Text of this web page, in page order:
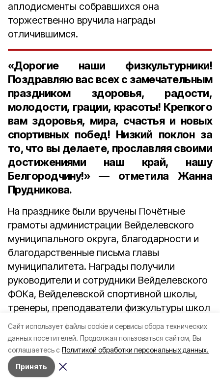
Cайт использует файлы cookie и сервисы сбора технических
данных посетителей. Продолжая пользоваться сайтом, Вы
соглашаетесь с Политикой обработки персональных данных.
Принять
аплодисменты собравшихся она
торжественно вручила награды
отличившимся.
«Дорогие наши физкультурники!
Поздравляю вас всех с замечательным
праздником здоровья, радости,
молодости, грации, красоты! Крепкого
вам здоровья, мира, счастья и новых
спортивных побед! Низкий поклон за
то, что вы делаете, прославляя своими
достижениями наш край, нашу
Белгородчину!» — отметила Жанна
Прудникова.
На празднике были вручены Почётные
грамоты администрации Вейделевского
муниципального округа, благодарности и
благодарственные письма главы
муниципалитета. Награды получили
руководители и сотрудники Вейделевского
ФОКа, Вейделевской спортивной школы,
тренеры, преподаватели физкультуры школ
района, спортсмены, воспитанники
спортшколы, студенты местного
техникума, добившиеся успехов.
Работники Вейделевского ЦКР порадовали